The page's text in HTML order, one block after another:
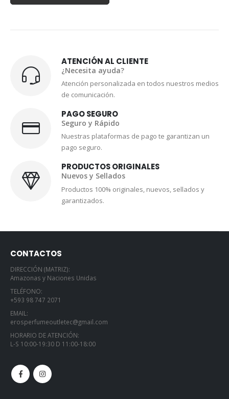
ATENCIÓN AL CLIENTE
¿Necesita ayuda?
Atención personalizada en todos nuestros medios
de comunicación.
PAGO SEGURO
Seguro y Rápido
Nuestras plataformas de pago te garantizan un
pago seguro.
PRODUCTOS ORIGINALES
Nuevos y Sellados
Productos 100% originales, nuevos, sellados y
garantizados.
CONTACTOS
DIRECCIÓN (MATRIZ):
Amazonas y Naciones Unidas
TELÉFONO:
+593 98 747 2071
EMAIL:
erosperfumeoutletec@gmail.com
HORARIO DE ATENCIÓN:
L-S 10:00-19:30 D 11:00-18:00